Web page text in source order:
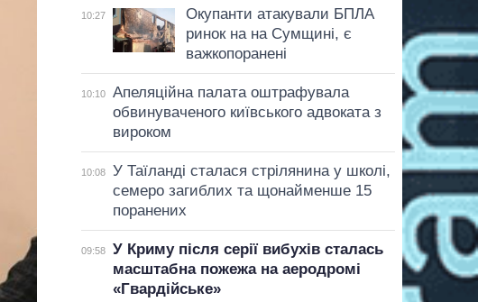
10:27
Окупанти атакували БПЛА
ринок на на Сумщині, є
важкопоранені
10:10
Апеляційна палата оштрафувала
обвинуваченого київського адвоката з
вироком
10:08
У Таїланді сталася стрілянина у школі,
семеро загиблих та щонайменше 15
поранених
09:58
У Криму після серії вибухів сталась
масштабна пожежа на аеродромі
«Гвардійське»